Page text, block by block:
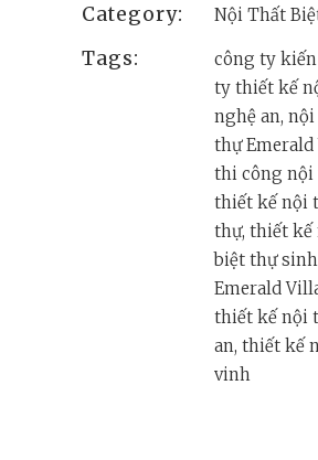
Category: Nội Thất
Tags:
công ty
ty thiết kế
nghệ an,
thự
thi công nội
thiết kế nội
thự, thiết kế
biệt thự
Emerald
thiết kế nội
an, thiết kế
vinh